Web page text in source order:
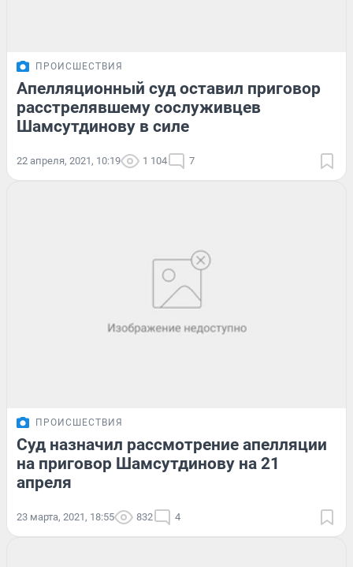
ПРОИСШЕСТВИЯ
Апелляционный суд оставил приговор
расстрелявшему сослуживцев
Шамсутдинову в силе
22 апреля, 2021, 10:19 1 104 7
ПРОИСШЕСТВИЯ
Суд назначил рассмотрение апелляции
на приговор Шамсутдинову на 21
апреля
23 марта, 2021, 18:55 832 4